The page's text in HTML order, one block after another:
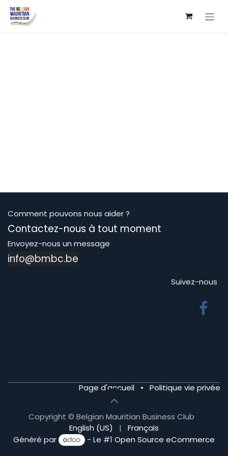
Se rendre au contenu
Comment pouvons nous aider ?
Contactez-nous à tout moment
Envoyez-nous un message
info@bmbc.be
Suivez-nous
Page d'accueil • Politique vie privée
Copyright © Belgian Mauritian Business Club
English (US)
|
Français
Généré par
- Le #1 Open Source eCommerce